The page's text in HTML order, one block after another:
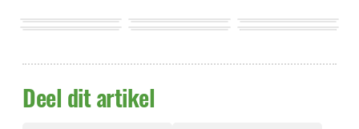
Deel dit artikel